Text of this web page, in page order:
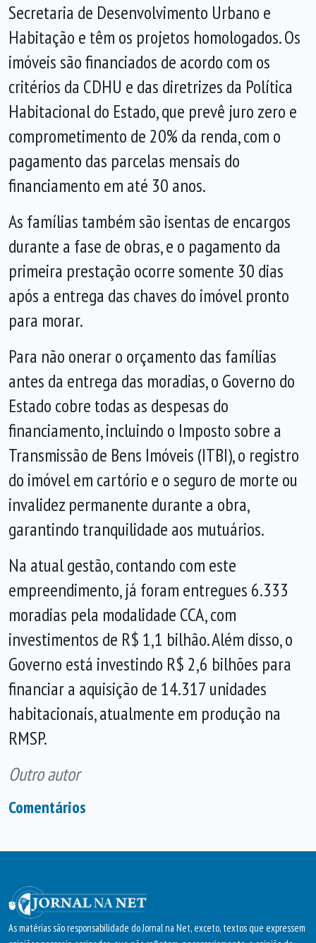
Secretaria de Desenvolvimento Urbano e
Habitação e têm os projetos homologados. Os
imóveis são financiados de acordo com os
critérios da CDHU e das diretrizes da Política
Habitacional do Estado, que prevê juro zero e
comprometimento de 20% da renda, com o
pagamento das parcelas mensais do
financiamento em até 30 anos.
As famílias também são isentas de encargos
durante a fase de obras, e o pagamento da
primeira prestação ocorre somente 30 dias
após a entrega das chaves do imóvel pronto
para morar.
Para não onerar o orçamento das famílias
antes da entrega das moradias, o Governo do
Estado cobre todas as despesas do
financiamento, incluindo o Imposto sobre a
Transmissão de Bens Imóveis (ITBI), o registro
do imóvel em cartório e o seguro de morte ou
invalidez permanente durante a obra,
garantindo tranquilidade aos mutuários.
Na atual gestão, contando com este
empreendimento, já foram entregues 6.333
moradias pela modalidade CCA, com
investimentos de R$ 1,1 bilhão. Além disso, o
Governo está investindo R$ 2,6 bilhões para
financiar a aquisição de 14.317 unidades
habitacionais, atualmente em produção na
RMSP.
Outro autor
Comentários
As matérias são responsabilidade do Jornal na Net, exceto, textos que expressem